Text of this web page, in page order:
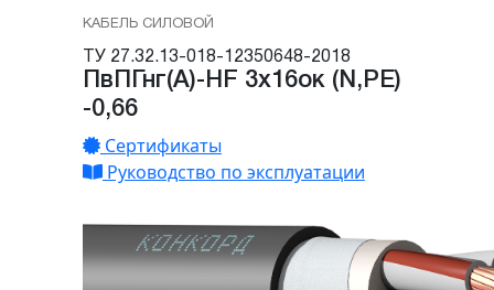
КАБЕЛЬ СИЛОВОЙ
ТУ 27.32.13-018-12350648-2018
ПвПГнг(А)-HF 3х16ок (N,PE)
-0,66
Сертификаты
Руководство по эксплуатации